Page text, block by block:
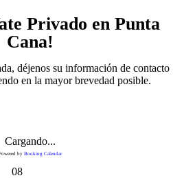
Privado en Punta
Cana!
déjenos su información de contacto
en la mayor brevedad posible.
Cargando...
by Booking Calendar
08